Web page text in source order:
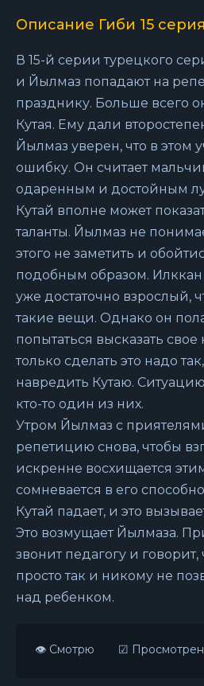
Описание Гиби 15
В 15-й серии турецкого
и Йылмаз попадают на
празднику. Больше всего
Кутая. Ему дали
Йылмаз уверен, что в этом
ошибку. Он считает
одаренным и достойным
Кутай вполне может
таланты. Йылмаз не
этого не заметить и
подобным образом. Илккан
уже достаточно взрослый,
такие вещи. Однако он
попытаться высказать свое
только сделать это надо
навредить Кутаю.
кто-то один из них.
Утром Йылмаз с
репетицию снова, чтобы
искренне восхищается
сомневается в его
Кутай падает, и это
Это возмущает Йылмаза.
звонит педагогу и говорит,
просто так и никому не
над ребенком.
👁 Смотрю ☑